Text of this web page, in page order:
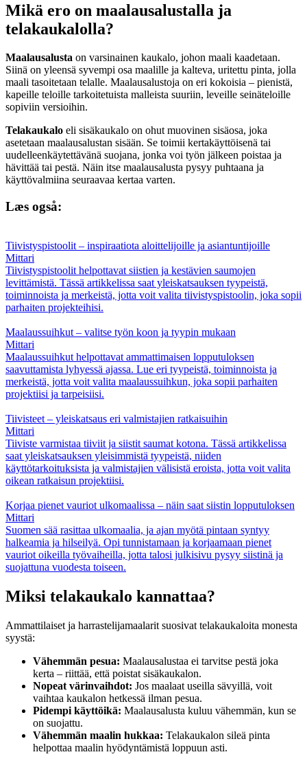
Mikä ero on maalausalustalla ja
telakaukalolla?
Maalausalusta on varsinainen kaukalo, johon maali kaadetaan.
Siinä on yleensä syvempi osa maalille ja kalteva, uritettu pinta, jolla
maali tasoitetaan telalle. Maalausalustoja on eri kokoisia – pienistä,
kapeille teloille tarkoitetuista malleista suuriin, leveille seinäteloille
sopiviin versioihin.
Telakaukalo eli sisäkaukalo on ohut muovinen sisäosa, joka
asetetaan maalausalustan sisään. Se toimii kertakäyttöisenä tai
uudelleenkäytettävänä suojana, jonka voi työn jälkeen poistaa ja
hävittää tai pestä. Näin itse maalausalusta pysyy puhtaana ja
käyttövalmiina seuraavaa kertaa varten.
Læs også:
Tiivistyspistoolit – inspiraatiota aloittelijoille ja asiantuntijoille
Mittari
Tiivistyspistoolit helpottavat siistien ja kestävien saumojen
levittämistä. Tässä artikkelissa saat yleiskatsauksen tyypeistä,
toiminnoista ja merkeistä, jotta voit valita tiivistyspistoolin, joka sopii
parhaiten projekteihisi.
Maalaussuihkut – valitse työn koon ja tyypin mukaan
Mittari
Maalaussuihkut helpottavat ammattimaisen lopputuloksen
saavuttamista lyhyessä ajassa. Lue eri tyypeistä, toiminnoista ja
merkeistä, jotta voit valita maalaussuihkun, joka sopii parhaiten
projektiisi ja tarpeisiisi.
Tiivisteet – yleiskatsaus eri valmistajien ratkaisuihin
Mittari
Tiiviste varmistaa tiiviit ja siistit saumat kotona. Tässä artikkelissa
saat yleiskatsauksen yleisimmistä tyypeistä, niiden
käyttötarkoituksista ja valmistajien välisistä eroista, jotta voit valita
oikean ratkaisun projektiisi.
Korjaa pienet vauriot ulkomaalissa – näin saat siistin lopputuloksen
Mittari
Suomen sää rasittaa ulkomaalia, ja ajan myötä pintaan syntyy
halkeamia ja hilseilyä. Opi tunnistamaan ja korjaamaan pienet
vauriot oikeilla työvaiheilla, jotta talosi julkisivu pysyy siistinä ja
suojattuna vuodesta toiseen.
Miksi telakaukalo kannattaa?
Ammattilaiset ja harrastelijamaalarit suosivat telakaukaloita monesta
syystä:
Vähemmän pesua: Maalausalustaa ei tarvitse pestä joka
kerta – riittää, että poistat sisäkaukalon.
Nopeat värinvaihdot: Jos maalaat useilla sävyillä, voit
vaihtaa kaukalon hetkessä ilman pesua.
Pidempi käyttöikä: Maalausalusta kuluu vähemmän, kun se
on suojattu.
Vähemmän maalin hukkaa: Telakaukalon sileä pinta
helpottaa maalin hyödyntämistä loppuun asti.